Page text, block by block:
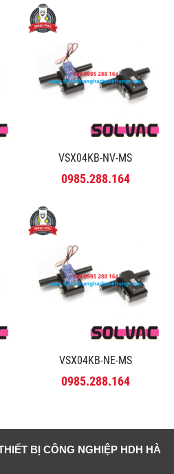
VSX04KB-NV-MS
0985.288.164
VSX04KB-NE-MS
0985.288.164
BỊ CÔNG NGHIỆP HDH HÀ